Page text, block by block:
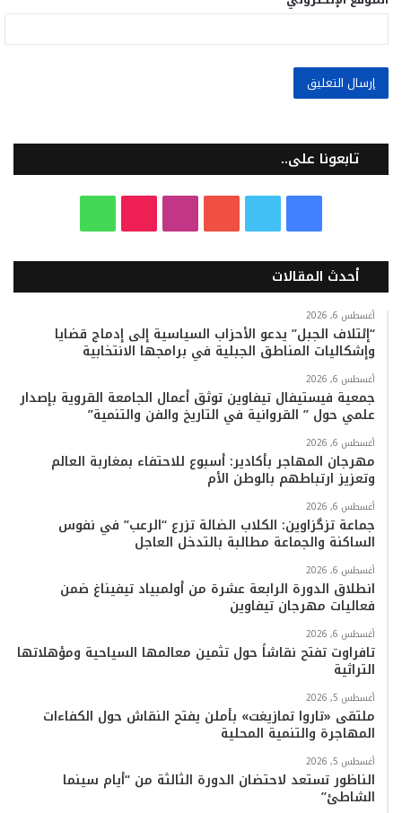
تابعونا على..
س
ب
و
ك
ي
ت
ر
ت
ي
و
ب
س
ق
ر
ا
م
k
T
o
k
ت
س
ا
ب
أحدث المقالات
أغسطس 6, 2026
“إئتلاف الجبل” يدعو الأحزاب السياسية إلى إدماج قضايا
وإشكاليات المناطق الجبلية في برامجها الانتخابية
أغسطس 6, 2026
جمعية فيستيفال تيفاوين توثق أعمال الجامعة القروية بإصدار
علمي حول ” القروانية في التاريخ والفن والتنمية”
أغسطس 6, 2026
مهرجان المهاجر بأكادير: أسبوع للاحتفاء بمغاربة العالم
وتعزيز ارتباطهم بالوطن الأم
أغسطس 6, 2026
جماعة تزگزاوين: الكلاب الضالة تزرع “الرعب” في نفوس
الساكنة والجماعة مطالبة بالتدخل العاجل
أغسطس 6, 2026
انطلاق الدورة الرابعة عشرة من أولمبياد تيفيناغ ضمن
فعاليات مهرجان تيفاوين
أغسطس 6, 2026
تافراوت تفتح نقاشاً حول تثمين معالمها السياحية ومؤهلاتها
التراثية
أغسطس 5, 2026
ملتقى «تاروا تمازيغت» بأملن يفتح النقاش حول الكفاءات
المهاجرة والتنمية المحلية
أغسطس 5, 2026
الناظور تستعد لاحتضان الدورة الثالثة من “أيام سينما
الشاطئ”